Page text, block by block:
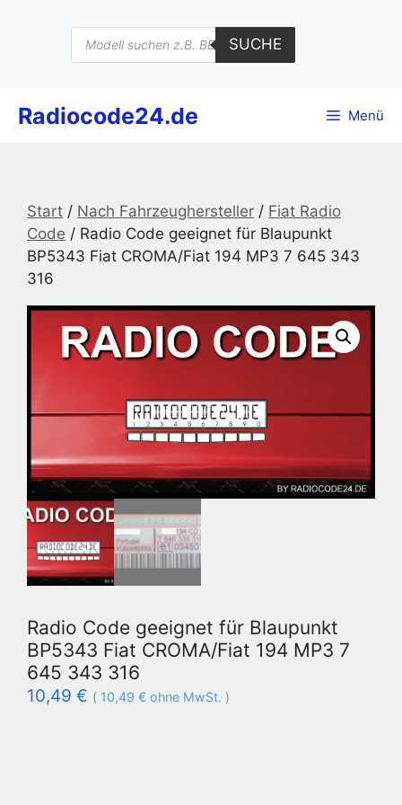
Products
search
SUCHE
Radiocode24.de Menü
Start / Nach Fahrzeughersteller / Fiat Radio
Code / Radio Code geeignet für Blaupunkt
BP5343 Fiat CROMA/Fiat 194 MP3 7 645 343
316
Radio Code geeignet für Blaupunkt
BP5343 Fiat CROMA/Fiat 194 MP3 7
645 343 316
10,49 € ( 10,49 € ohne MwSt. )